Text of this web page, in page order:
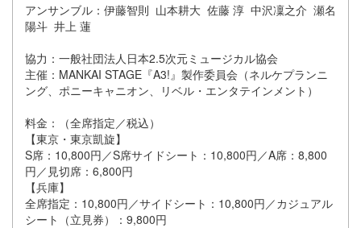
アンサンブル：伊藤智則 山本耕大 佐藤 淳 中沢凜之介 瀬名
陽斗 井上 蓮
協力：一般社団法人日本2.5次元ミュージカル協会
主催：MANKAI STAGE『A3!』製作委員会（ネルケプランニ
ング、ポニーキャニオン、リベル・エンタテインメント）
料金：（全席指定／税込）
【東京・東京凱旋】
S席：10,800円／S席サイドシート：10,800円／A席：8,800
円／見切席：6,800円
【兵庫】
全席指定：10,800円／サイドシート：10,800円／カジュアル
シート（立見券）：9,800円